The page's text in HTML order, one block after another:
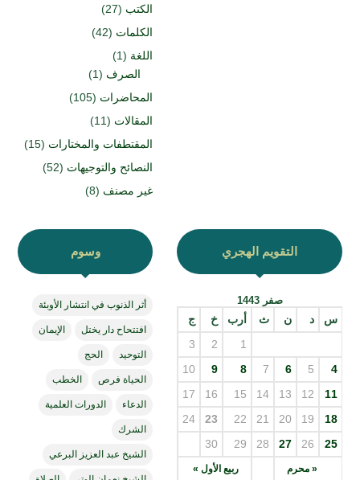
الكتب (27)
الكلمات (42)
اللغة (1)
الصرف (1)
المحاضرات (105)
المقالات (11)
المقتطفات والمختارات (15)
النصائح والتوجيهات (52)
غير مصنف (8)
التقويم الهجري
صفر 1443
س د ن ث أرب خ ج
« محرم ربيع الأول »
1
2
3
4
5
6
7
8
9
10
11
12
13
14
15
16
17
18
19
20
21
22
23
24
25
26
27
28
29
30
وسوم
أثر الذنوب في انتشار الأوبئة
افتتحاح دار يختل الإيمان
التوحيد الحج
الحياة فرص الخطب
الدعاء الدورات العلمية
الشرك
الشيخ عبد العزيز البرعي